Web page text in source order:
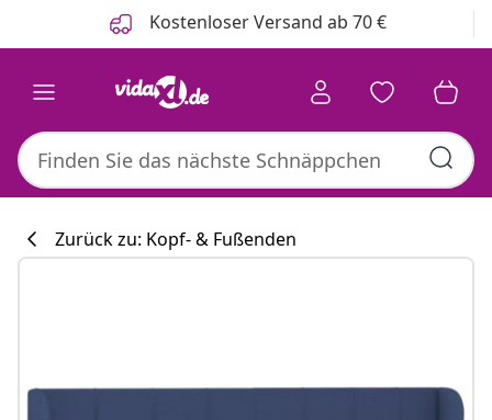
Kostenloser Versand ab 70 €
Zurück zu: Kopf- & Fußenden